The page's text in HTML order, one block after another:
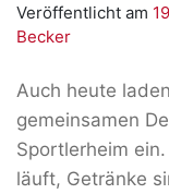
Veröffentlicht am
Becker
Auch heute
gemeinsamen
Sportlerheim
läuft, Getränke